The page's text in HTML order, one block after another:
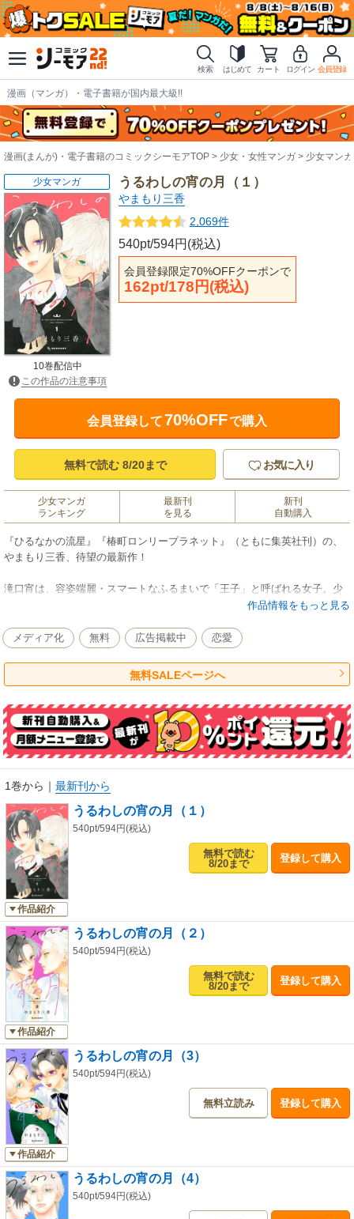
検索 はじめて カート ログイン 会員登録
漫画（マンガ）・電子書籍が国内最大級!!
漫画(まんが)・電子書籍のコミックシーモアTOP 少女・女性マンガ 少女マンガ
うるわしの宵の月（１）
やまもり三香
2,069件
540pt/594円(税込)
会員登録限定70%OFFクーポンで
162pt/178円(税込)
少女マンガ
10巻配信中
この作品の注意事項
会員登録して70%OFFで購入
無料で読む 8/20まで お気に入り
少女マンガ
ランキング
最新刊
を見る
新刊
自動購入
『ひるなかの流星』『椿町ロンリープラネット』（ともに集英社刊）の、
やまもり三香、待望の最新作！
滝口宵は、容姿端麗・スマートなふるまいで「王子」と呼ばれる女子。少
女漫画のヒーローみたい、と憧れられていることに複雑な思いを抱いてい
子、市村先輩。彼のちょっと失礼な物言いに全然王子っぽくないと思って
いた宵だけど…!? ともに「王子」と呼ばれる男女の物語が回り始めるー
ー！
作品情報をもっと見る
メディア化 無料 広告掲載中 恋愛
無料SALEページへ
1巻から ｜ 最新刊から
作品紹介
うるわしの宵の月（１）
540pt/594円(税込)
無料で読む
8/20まで
登録して購入
作品紹介
うるわしの宵の月（２）
540pt/594円(税込)
無料で読む
8/20まで
登録して購入
作品紹介
うるわしの宵の月（3）
540pt/594円(税込)
無料立読み 登録して購入
うるわしの宵の月（4）
540pt/594円(税込)